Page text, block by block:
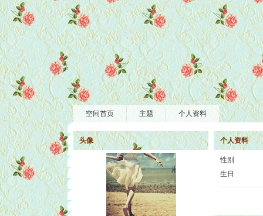
空间首页 主题 个人资料
头像 个人资料
性别
生日